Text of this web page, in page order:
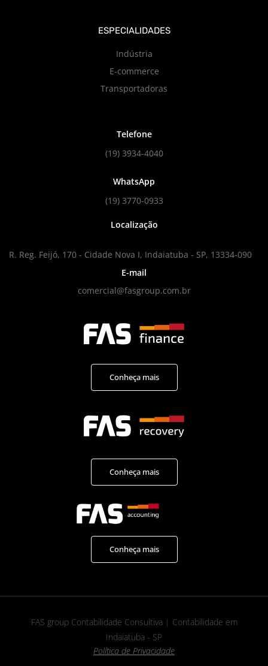
ESPECIALIDADES
Indústria
E-commerce
Transportadoras
Telefone
(19) 3934-4040
WhatsApp
(19) 3770-0933
Localização
R. Reg. Feijó, 170 - Cidade Nova I, Indaiatuba - SP, 13334-090
E-mail
comercial@fasgroup.com.br
Conheça mais
Conheça mais
Conheça mais
FAS group Contabilidade Consultiva | Contabilidade em
Indaiatuba - SP
Política de Privacidade